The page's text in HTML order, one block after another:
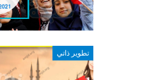
تطوير ذاتي